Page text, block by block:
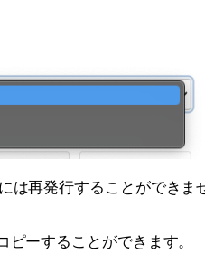
は再発行することができま
ーすることができます。